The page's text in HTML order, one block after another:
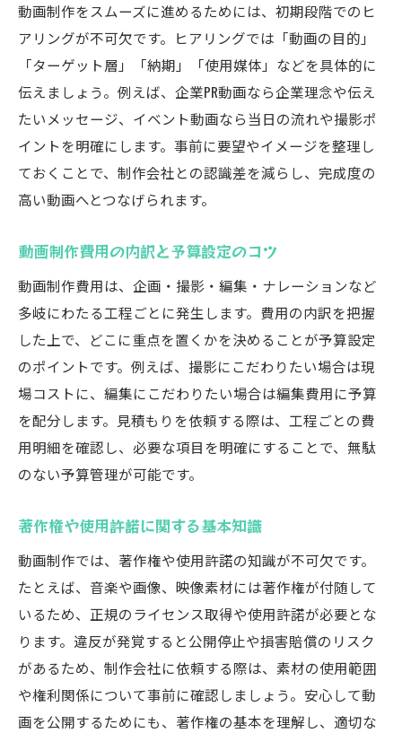
動画制作をスムーズに進めるためには、初期段階でのヒ
アリングが不可欠です。ヒアリングでは「動画の目的」
「ターゲット層」「納期」「使用媒体」などを具体的に
伝えましょう。例えば、企業PR動画なら企業理念や伝え
たいメッセージ、イベント動画なら当日の流れや撮影ポ
イントを明確にします。事前に要望やイメージを整理し
ておくことで、制作会社との認識差を減らし、完成度の
高い動画へとつなげられます。
動画制作費用の内訳と予算設定のコツ
動画制作費用は、企画・撮影・編集・ナレーションなど
多岐にわたる工程ごとに発生します。費用の内訳を把握
した上で、どこに重点を置くかを決めることが予算設定
のポイントです。例えば、撮影にこだわりたい場合は現
場コストに、編集にこだわりたい場合は編集費用に予算
を配分します。見積もりを依頼する際は、工程ごとの費
用明細を確認し、必要な項目を明確にすることで、無駄
のない予算管理が可能です。
著作権や使用許諾に関する基本知識
動画制作では、著作権や使用許諾の知識が不可欠です。
たとえば、音楽や画像、映像素材には著作権が付随して
いるため、正規のライセンス取得や使用許諾が必要とな
ります。違反が発覚すると公開停止や損害賠償のリスク
があるため、制作会社に依頼する際は、素材の使用範囲
や権利関係について事前に確認しましょう。安心して動
画を公開するためにも、著作権の基本を理解し、適切な